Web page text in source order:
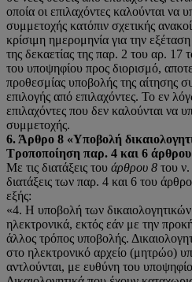
οποία οι επιλαχόντες καλούνται να
συμμετοχής κατόπιν σχετικής
κρίσιμη ημερομηνία για την
της δεκαετίας της παρ. 2 του αρ.
του υποψηφίου προς διορισμό,
προθεσμίας υποβολής της αίτησης
επιλογής από επιλαχόντες. Το εν
επιλαχόντες που δεν καλούνται να
συμμετοχής.
6. Άρθρο 8 «Υποβολή
Τροποποίηση παρ. 4 και 6 άρθρου
Με τις διατάξεις του άρθρου 8 του ν.
διατάξεις των παρ. 4 και 6 του
εξής:
«4. Η υποβολή των δικαιολογητικών
ηλεκτρονικά, εκτός εάν με την
άλλος τρόπος υποβολής.
στο ηλεκτρονικό αρχείο (μητρώο)
αντλούνται, με ευθύνη του